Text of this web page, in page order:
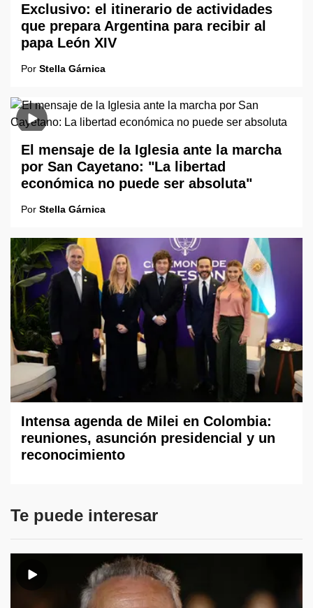
Exclusivo: el itinerario de actividades
que prepara Argentina para recibir al
papa León XIV
Por Stella Gárnica
El mensaje de la Iglesia ante la marcha
por San Cayetano: "La libertad
económica no puede ser absoluta"
Por Stella Gárnica
Intensa agenda de Milei en Colombia:
reuniones, asunción presidencial y un
reconocimiento
Te puede interesar